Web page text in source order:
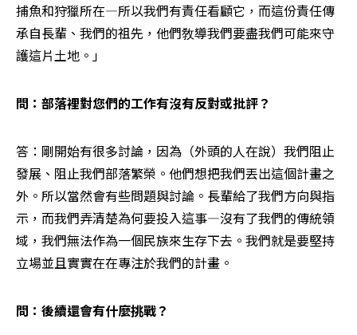
捕魚和狩獵所在—所以我們有責任看顧它，而這份責任傳
承自長輩、我們的祖先，他們敎導我們要盡我們可能來守
護這片土地。」
問：部落裡對您們的工作有沒有反對或批評？
答：剛開始有很多討論，因為（外頭的人在說）我們阻止
發展、阻止我們部落繁榮。他們想把我們丟出這個計畫之
外。所以當然會有些問題與討論。長輩給了我們方向與指
示，而我們弄清楚為何要投入這事—沒有了我們的傳統領
域，我們無法作為一個民族來生存下去。我們就是要堅持
立場並且實實在在專注於我們的計畫。
問：後續還會有什麼挑戰？